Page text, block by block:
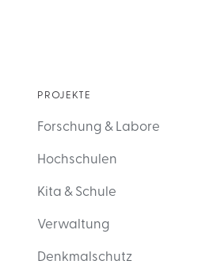
PROJEKTE
Forschung & Labore
Hochschulen
Kita & Schule
Verwaltung
Denkmalschutz